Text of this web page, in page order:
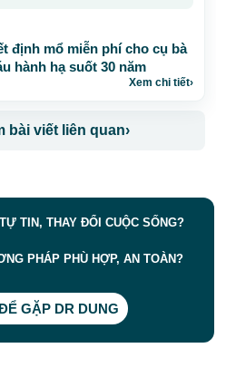
định mổ miễn phí cho cụ bà
hành hạ suốt 30 năm
Xem chi tiết›
bài viết liên quan›
TIN, THAY ĐỔI CUỘC SỐNG?
PHÁP PHÙ HỢP, AN TOÀN?
GẶP DR DUNG